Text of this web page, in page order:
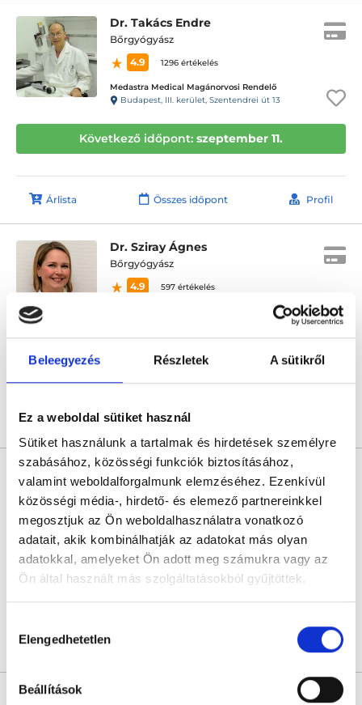
Beleegyezés Részletek A sütikről
Ez a weboldal sütiket használ
Sütiket használunk a tartalmak és hirdetések személyre
szabásához, közösségi funkciók biztosításához,
valamint weboldalforgalmunk elemzéséhez. Ezenkívül
közösségi média-, hirdető- és elemező partnereinkkel
megosztjuk az Ön weboldalhasználatra vonatkozó
adatait, akik kombinálhatják az adatokat más olyan
adatokkal, amelyeket Ön adott meg számukra vagy az
Ön által használt más szolgáltatásokból gyűjtöttek.
szabályzat:https://foglaljorvost.hu/info/foglaljorvost-
kiválasztása
Elengedhetetlen
Beállítások
Dr. Takács Endre
Bőrgyógyász
4.9
1296 értékelés
Medastra Medical Magánorvosi Rendelő
Budapest, III. kerület, Szentendrei út 13
Következő időpont: szeptember 11.
Árlista Összes időpont Profil
Dr. Sziray Ágnes
Bőrgyógyász
4.9
597 értékelés
Miskolc, Miskolc, Széchenyi István utca 58. 1/1.
Következő időpont:szeptember 24.
Árlista Összes időpont
Dr. Sziray Ágnes
Bőrgyógyász
Medaid - Budapest
Budapest, VII. kerület, Rákóczi út 40. I/1.
Sajnáljuk, jelenleg nincs szabad időpont!
Árlista Profil
* Szakorvos jelölt (rezidens): általános orvosi oklevéllel rendelkező